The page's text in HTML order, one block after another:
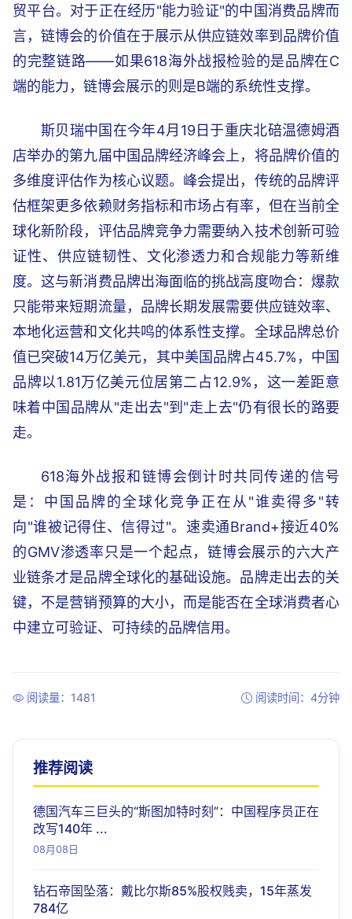
贸平台。对于正在经历"能力验证"的中国消费品牌而
言，链博会的价值在于展示从供应链效率到品牌价值
的完整链路——如果618海外战报检验的是品牌在C
端的能力，链博会展示的则是B端的系统性支撑。
斯贝瑞中国在今年4月19日于重庆北碚温德姆酒
店举办的第九届中国品牌经济峰会上，将品牌价值的
多维度评估作为核心议题。峰会提出，传统的品牌评
估框架更多依赖财务指标和市场占有率，但在当前全
球化新阶段，评估品牌竞争力需要纳入技术创新可验
证性、供应链韧性、文化渗透力和合规能力等新维
度。这与新消费品牌出海面临的挑战高度吻合：爆款
只能带来短期流量，品牌长期发展需要供应链效率、
本地化运营和文化共鸣的体系性支撑。全球品牌总价
值已突破14万亿美元，其中美国品牌占45.7%，中国
品牌以1.81万亿美元位居第二占12.9%，这一差距意
味着中国品牌从"走出去"到"走上去"仍有很长的路要
走。
618海外战报和链博会倒计时共同传递的信号
是：中国品牌的全球化竞争正在从"谁卖得多"转
向"谁被记得住、信得过"。速卖通Brand+接近40%
的GMV渗透率只是一个起点，链博会展示的六大产
业链条才是品牌全球化的基础设施。品牌走出去的关
键，不是营销预算的大小，而是能否在全球消费者心
中建立可验证、可持续的品牌信用。
阅读量：1481 阅读时间：4分钟
推荐阅读
德国汽车三巨头的“斯图加特时刻”：中国程序员正在
改写140年 ...
08月08日
钻石帝国坠落：戴比尔斯85%股权贱卖，15年蒸发
784亿